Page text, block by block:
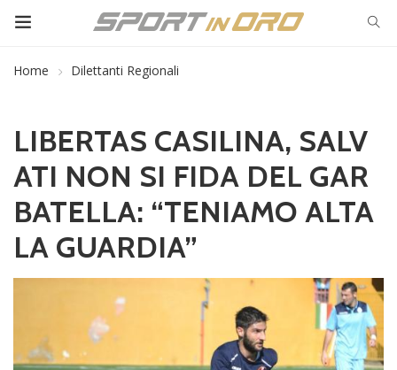
Home Dilettanti Regionali
LIBERTAS CASILINA, SALV
ATI NON SI FIDA DEL GAR
BATELLA: “TENIAMO ALTA
LA GUARDIA”